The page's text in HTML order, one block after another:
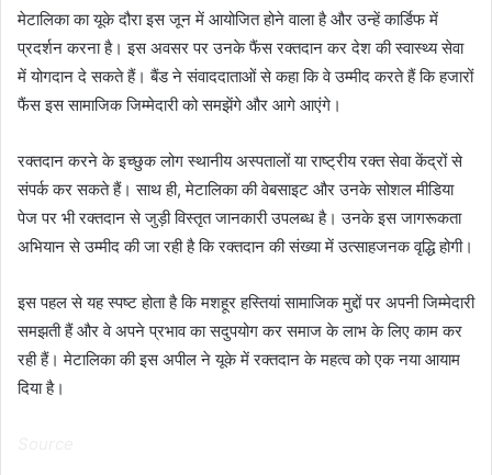
मेटालिका का यूके दौरा इस जून में आयोजित होने वाला है और उन्हें कार्डिफ में
प्रदर्शन करना है। इस अवसर पर उनके फैंस रक्तदान कर देश की स्वास्थ्य सेवा
में योगदान दे सकते हैं। बैंड ने संवाददाताओं से कहा कि वे उम्मीद करते हैं कि हजारों
फैंस इस सामाजिक जिम्मेदारी को समझेंगे और आगे आएंगे।
रक्तदान करने के इच्छुक लोग स्थानीय अस्पतालों या राष्ट्रीय रक्त सेवा केंद्रों से
संपर्क कर सकते हैं। साथ ही, मेटालिका की वेबसाइट और उनके सोशल मीडिया
पेज पर भी रक्तदान से जुड़ी विस्तृत जानकारी उपलब्ध है। उनके इस जागरूकता
अभियान से उम्मीद की जा रही है कि रक्तदान की संख्या में उत्साहजनक वृद्धि होगी।
इस पहल से यह स्पष्ट होता है कि मशहूर हस्तियां सामाजिक मुद्दों पर अपनी जिम्मेदारी
समझती हैं और वे अपने प्रभाव का सदुपयोग कर समाज के लाभ के लिए काम कर
रही हैं। मेटालिका की इस अपील ने यूके में रक्तदान के महत्व को एक नया आयाम
दिया है।